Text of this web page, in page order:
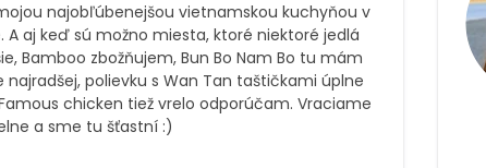
najobľúbenejšou vietnamskou kuchyňou v
A aj keď sú možno miesta, ktoré niektoré jedlá
Bamboo zbožňujem, Bun Bo Nam Bo tu mám
najradšej, polievku s Wan Tan taštičkami úplne
chicken tiež vrelo odporúčam. Vraciame
a sme tu šťastní :)